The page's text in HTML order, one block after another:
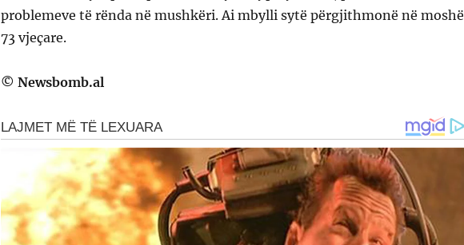
problemeve të rënda në mushkëri. Ai mbylli sytë përgjithmonë në
73 vjeçare.
© Newsbomb.al